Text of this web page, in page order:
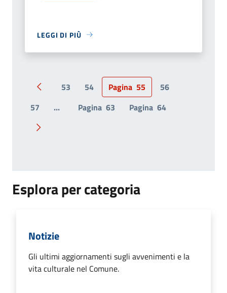
LEGGI DI PIÙ
Pagina precedente
53 54 Pagina 55
56
57
... Pagina 63 Pagina 64
Pagina successiva
Esplora per categoria
Notizie
Gli ultimi aggiornamenti sugli avvenimenti e la
vita culturale nel Comune.